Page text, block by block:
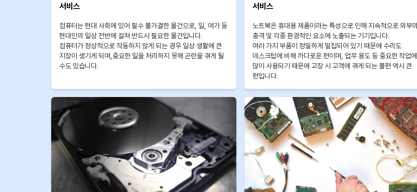
서비스
컴퓨터는 현대 사회에 있어 필수 불가결한 물건으로, 일, 여가 등
현대인의 일상 전반에 걸쳐 반드시 필요한 물건입니다.
컴퓨터가 정상적으로 작동하지 않게 되는 경우 일상 생활에 큰
지장이 생기게 되며,중요한 일을 처리하지 못해 곤란을 겪게 될
수도 있습니다.
서비스
노트북은 휴대용 제품이라는 특성으로 인해 지속적으로 외부의
충격 및 각종 환경적인 요소에 노출되는 기기입니다.
여러 가지 부품이 정밀하게 밀집되어 있기 때문에 수리도
데스크탑에 비해 까다로운 편이며, 업무 용도 등 중요한 작업에
많이 사용되기 때문에 고장 시 고객에 겪게 되는 불편 역시 큰
편입니다.